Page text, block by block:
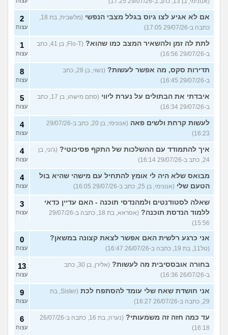
אם לא אגיע לצו גיוס בגלל מצבי הנפשי
(מלשבית, בת 18,
כתבה ב-29/07/26 17:05)
2
עצות
לתת לה זמן ולהשאיר המצב כמו שהוא?
(Flo-T, בן 41, כתב
ב-29/07/26 16:56)
1
עצות
תדירות סקס, מה אפשר לעשות?
(נשוי, בן 28, כתב
ב-29/07/26 16:45)
8
עצות
איבדתי את הבתולים על נערת ליווי
(סתם מישהו, בן 17, כתב
ב-29/07/26 16:34)
5
עצות
לעשות קרחת ולשים פאה
(אנונימי, בן 20, כתב ב-29/07/26
16:23)
4
עצות
איך להתמודד עם ההשלכות של התקף פסיכוטי? (ג'וני, בן
24, כתב ב-29/07/26 16:14)
4
עצות
מבואס שלא היה לי אומץ להתחיל עם מישהי שהיא בול
הטעם שלי (אנונימי, בן 25, כתב ב-29/07/26 16:05)
4
עצות
שאלה לסטודנטים ולמהנדסי תוכנה - האם עדיין כדאי
ללמוד הנדסת תוכנה?
(אסראא, בת 18, כתבה ב-29/07/26
15:56)
3
עצות
אני כרגע רלשית האם אפשר לצאת קצונה במשאן?
(טל11, בת 19, כתבה ב-26/07/26 16:47)
0
עצות
בחורה אובססיבית מה לעשות?
(אלירן, בן 30, כתב
ב-26/07/26 16:36)
13
עצות
אני חושדת שאח שלי עומד להסתפח לכת
(Sister, בת
29, כתבה ב-26/07/26 16:27)
9
עצות
עד כמה חזה זה משמעותי?
(נערה, בת 16, כתבה ב-26/07/26
16:18)
6
עצות